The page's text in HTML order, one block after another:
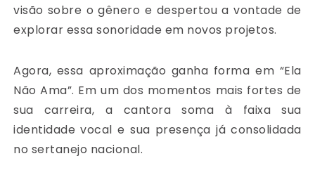
visão sobre o gênero e despertou a vontade de
explorar essa sonoridade em novos projetos.
Agora, essa aproximação ganha forma em “Ela
Não Ama”. Em um dos momentos mais fortes de
sua carreira, a cantora soma à faixa sua
identidade vocal e sua presença já consolidada
no sertanejo nacional.